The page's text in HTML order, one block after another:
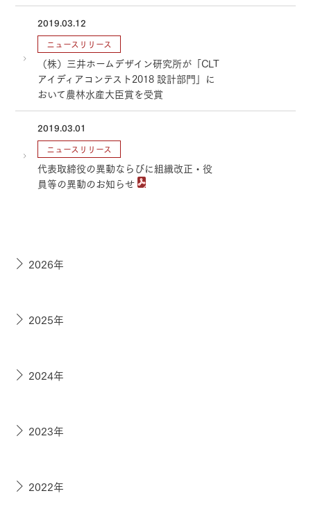
2019.03.12
ニュースリリース
（株）三井ホームデザイン研究所が「CLT
アイディアコンテスト2018 設計部門」に
おいて農林水産大臣賞を受賞
2019.03.01
ニュースリリース
代表取締役の異動ならびに組織改正・役
員等の異動のお知らせ
2026年
2025年
2024年
2023年
2022年